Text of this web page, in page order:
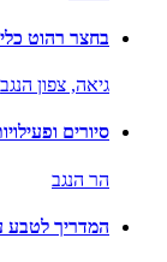
בחצר רהוט
גיאה, צפון הנגב
סיורים
הר הנגב
המדריך לטבע